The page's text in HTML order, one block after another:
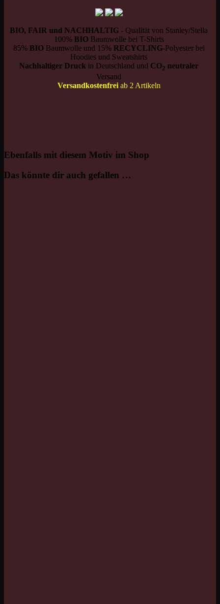
BIO, FAIR und NACHHALTIG - Qualität von Stanley/Stella
100% BIOBaumwolle bei T-Shirts
85% BIOBaumwolle und 15% RECYCLING-Polyester bei
Hoodies und Sweatshirts
Nachhaltiger Druck in Deutschland und CO2 neutraler
Versand
Versandkostenfreiab 2 Artikeln
Ebenfalls mit diesem Motiv im Shop
Das könnte dir auch gefallen …